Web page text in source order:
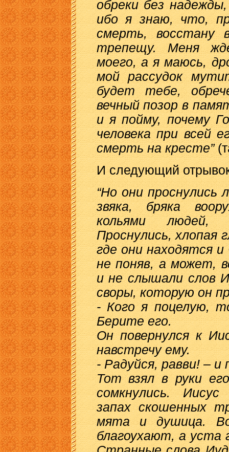
обреки без
ибо я знаю, что,
смерть,
трепещу. Меня
моего, а я маюсь,
мой рассудок
будет тебе,
вечный позор в
и я пойму, почему
человека при всей
смерть на кресте”
И следующий
“Но они
звяка, бряка
кольями людей,
Проснулись, хлопая
где они находятся и
не поняв, а может,
и не слышали слов
своры, которую он
- Кого я поцелую,
Берите его.
Он повернулся к
навстречу ему.
- Радуйся, равви! –
Тот взял в руки
сомкнулись. Иисус
запах скошенных
мята и душица.
благоухают, а уста